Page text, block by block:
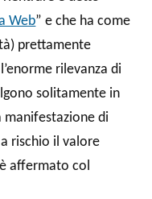
Web” e che ha come
prettamente
rilevanza di
solitamente in
manifestazione di
rischio il valore
affermato col